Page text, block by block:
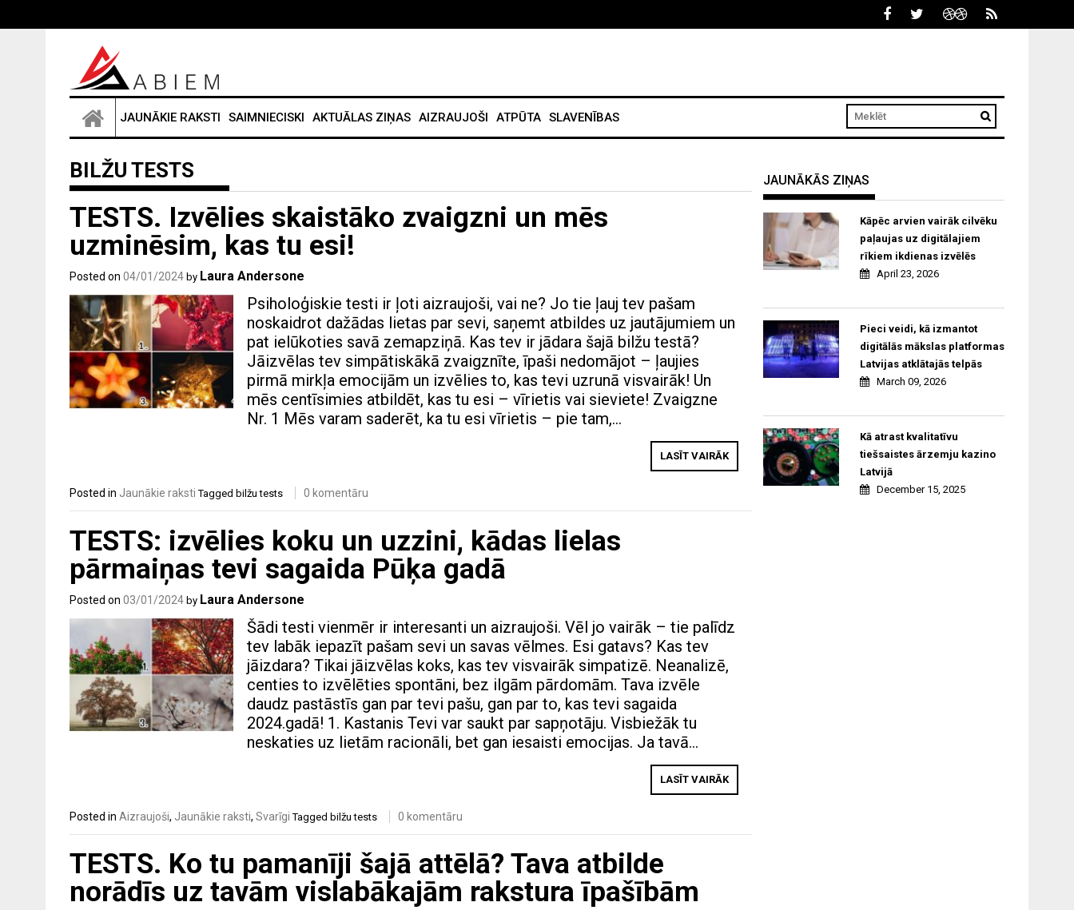
JAUNĀKIE RAKSTI SAIMNIECISKI AKTUĀLAS ZIŅAS AIZRAUJOŠI ATPŪTA SLAVENĪBAS
BILŽU TESTS
TESTS. Izvēlies skaistāko zvaigzni un mēs
uzminēsim, kas tu esi!
Posted on 04/01/2024 by Laura Andersone
Psiholoģiskie testi ir ļoti aizraujoši, vai ne? Jo tie ļauj tev pašam
noskaidrot dažādas lietas par sevi, saņemt atbildes uz jautājumiem un
pat ielūkoties savā zemapziņā. Kas tev ir jādara šajā bilžu testā?
Jāizvēlas tev simpātiskākā zvaigznīte, īpaši nedomājot – ļaujies
pirmā mirkļa emocijām un izvēlies to, kas tevi uzrunā visvairāk! Un
mēs centīsimies atbildēt, kas tu esi – vīrietis vai sieviete! Zvaigzne
Nr. 1 Mēs varam saderēt, ka tu esi vīrietis – pie tam,…
LASĪT VAIRĀK
Posted in Jaunākie raksti Tagged bilžu tests 0 komentāru
TESTS: izvēlies koku un uzzini, kādas lielas
pārmaiņas tevi sagaida Pūķa gadā
Posted on 03/01/2024 by Laura Andersone
Šādi testi vienmēr ir interesanti un aizraujoši. Vēl jo vairāk – tie palīdz
tev labāk iepazīt pašam sevi un savas vēlmes. Esi gatavs? Kas tev
jāizdara? Tikai jāizvēlas koks, kas tev visvairāk simpatizē. Neanalizē,
centies to izvēlēties spontāni, bez ilgām pārdomām. Tava izvēle
daudz pastāstīs gan par tevi pašu, gan par to, kas tevi sagaida
2024.gadā! 1. Kastanis Tevi var saukt par sapņotāju. Visbiežāk tu
neskaties uz lietām racionāli, bet gan iesaisti emocijas. Ja tavā…
LASĪT VAIRĀK
Posted in Aizraujoši, Jaunākie raksti, Svarīgi Tagged bilžu tests 0 komentāru
TESTS. Ko tu pamanīji šajā attēlā? Tava atbilde
norādīs uz tavām vislabākajām rakstura īpašībām
JAUNĀKĀS ZIŅAS
Kāpēc arvien vairāk cilvēku
paļaujas uz digitālajiem
rīkiem ikdienas izvēlēs
April 23, 2026
Pieci veidi, kā izmantot
digitālās mākslas platformas
Latvijas atklātajās telpās
March 09, 2026
Kā atrast kvalitatīvu
tiešsaistes ārzemju kazino
Latvijā
December 15, 2025